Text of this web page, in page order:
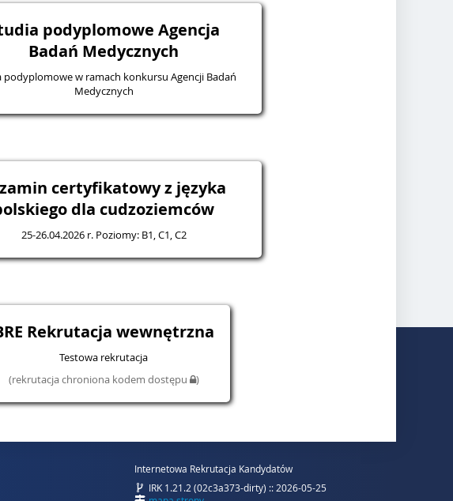
podyplomowe Agencja
Badań Medycznych
podyplomowe w ramach konkursu Agencji Badań
Medycznych
certyfikatowy z języka
dla cudzoziemców
25-26.04.2026 r. Poziomy: B1, C1, C2
Rekrutacja wewnętrzna
Testowa rekrutacja
(rekrutacja chroniona kodem dostępu
)
Internetowa Rekrutacja Kandydatów
IRK 1.21.2 (02c3a373-dirty) :: 2026-05-25